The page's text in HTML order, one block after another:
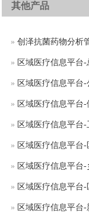
其他产品
» 创泽抗菌药物分析
» 区域医疗信息平台-
» 区域医疗信息平台
» 区域医疗信息平台
» 区域医疗信息平台
» 区域医疗信息平台
» 区域医疗信息平台
» 区域医疗信息平台
» 区域医疗信息平台